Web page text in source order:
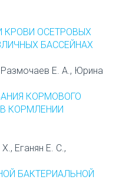
КРОВИ ОСЕТРОВЫХ
БАССЕЙНАХ
Е. А., Юрина
КОРМОВОГО
В КОРМЛЕНИИ
Еганян Е. С.,
БАКТЕРИАЛЬНОЙ